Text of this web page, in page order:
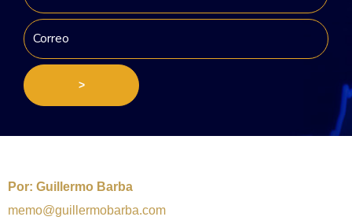
>
Por: Guillermo Barba
memo@guillermobarba.com